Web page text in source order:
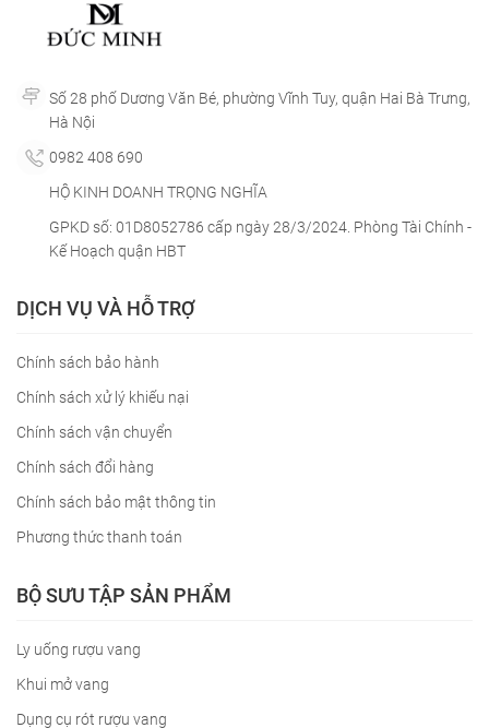
Số 28 phố Dương Văn Bé, phường Vĩnh Tuy, quận Hai Bà Trưng,
Hà Nội
0982 408 690
HỘ KINH DOANH TRỌNG NGHĨA
GPKD số: 01D8052786 cấp ngày 28/3/2024. Phòng Tài Chính -
Kế Hoạch quận HBT
DỊCH VỤ VÀ HỖ TRỢ
Chính sách bảo hành
Chính sách xử lý khiếu nại
Chính sách vận chuyển
Chính sách đổi hàng
Chính sách bảo mật thông tin
Phương thức thanh toán
BỘ SƯU TẬP SẢN PHẨM
Ly uống rượu vang
Khui mở vang
Dụng cụ rót rượu vang